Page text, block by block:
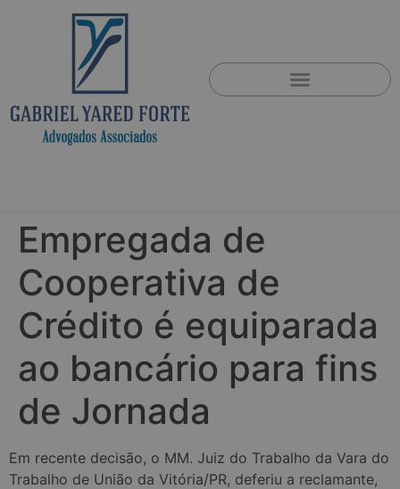
Empregada de
Cooperativa de
Crédito é equiparada
ao bancário para fins
de Jornada
Em recente decisão, o MM. Juiz do Trabalho da Vara do
Trabalho de União da Vitória/PR, deferiu a reclamante,